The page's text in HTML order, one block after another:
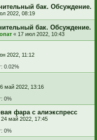
бак. Обсуждение.
2022, 08:19
бак. Обсуждение.
« 17 июл 2022, 10:43
2022, 11:12
0.02%
май 2022, 13:16
0%
фара с алиэкспресс
24 май 2022, 17:45
0%